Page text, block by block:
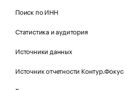
Поиск по ИНН
Статистика и аудитория
Источники данных
Источник отчетности Контур.Фокус